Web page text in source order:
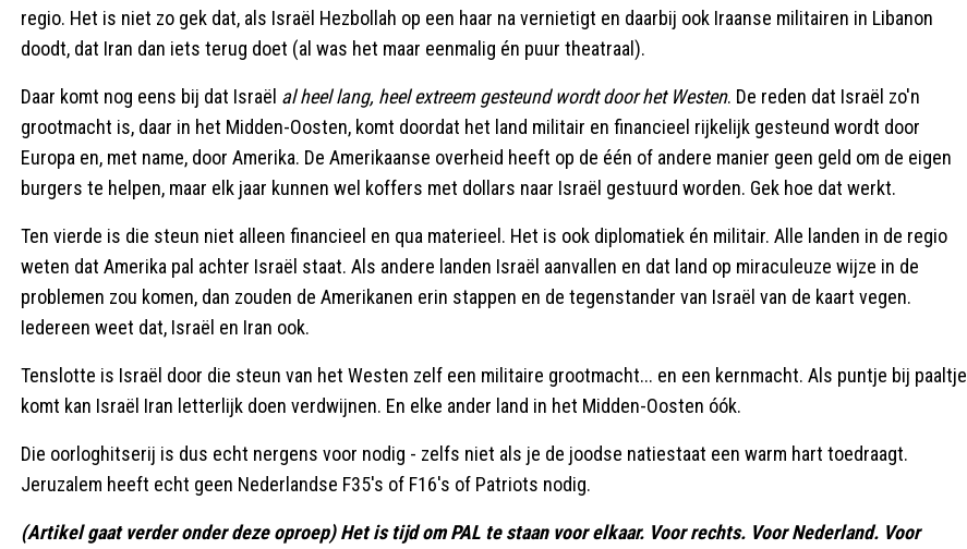
regio. Het is niet zo gek dat, als Israël Hezbollah op een haar na vernietigt en daarbij ook Iraanse militairen in Libanon
doodt, dat Iran dan iets terug doet (al was het maar eenmalig én puur theatraal).
Daar komt nog eens bij dat Israël al heel lang, heel extreem gesteund wordt door het Westen. De reden dat Israël zo'n
grootmacht is, daar in het Midden-Oosten, komt doordat het land militair en financieel rijkelijk gesteund wordt door
Europa en, met name, door Amerika. De Amerikaanse overheid heeft op de één of andere manier geen geld om de eigen
burgers te helpen, maar elk jaar kunnen wel koffers met dollars naar Israël gestuurd worden. Gek hoe dat werkt.
Ten vierde is die steun niet alleen financieel en qua materieel. Het is ook diplomatiek én militair. Alle landen in de regio
weten dat Amerika pal achter Israël staat. Als andere landen Israël aanvallen en dat land op miraculeuze wijze in de
problemen zou komen, dan zouden de Amerikanen erin stappen en de tegenstander van Israël van de kaart vegen.
Iedereen weet dat, Israël en Iran ook.
Tenslotte is Israël door die steun van het Westen zelf een militaire grootmacht... en een kernmacht. Als puntje bij paaltje
komt kan Israël Iran letterlijk doen verdwijnen. En elke ander land in het Midden-Oosten óók.
Die oorloghitserij is dus echt nergens voor nodig - zelfs niet als je de joodse natiestaat een warm hart toedraagt.
Jeruzalem heeft echt geen Nederlandse F35's of F16's of Patriots nodig.
(Artikel gaat verder onder deze oproep) Het is tijd om PAL te staan voor elkaar. Voor rechts. Voor Nederland. Voor